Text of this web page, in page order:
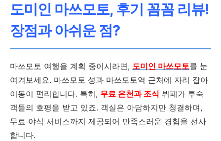
도미인 마쓰모토, 후기 꼼꼼 리뷰!
장점과 아쉬운 점?
마쓰모토 여행을 계획 중이시라면, 도미인 마쓰모토를 눈
여겨보세요. 마쓰모토 성과 마쓰모토역 근처에 자리 잡아
이동이 편리합니다. 특히, 무료 온천과 조식 뷔페가 투숙
객들의 호평을 받고 있죠. 객실은 아담하지만 청결하며,
무료 야식 서비스까지 제공되어 만족스러운 경험을 선사
합니다.